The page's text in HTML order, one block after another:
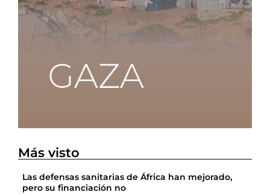
Más visto
Las defensas sanitarias de África han mejorado,
pero su financiación no